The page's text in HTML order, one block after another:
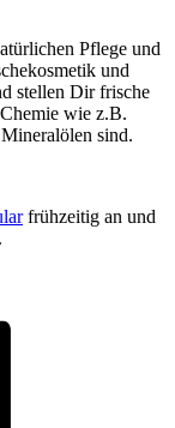
Pflege und
und
stellen Dir frische
wie z.B.
sind.
frühzeitig an und